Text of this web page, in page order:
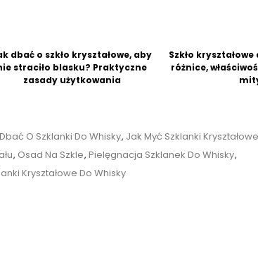
dbać o szkło kryształowe, aby
straciło blasku? Praktyczne
zasady użytkowania
Szkło kryształowe
różnice,
O Szklanki Do Whisky, Jak Myć Szklanki Kryształowe
, Osad Na Szkle, Pielęgnacja Szklanek Do Whisky,
Kryształowe Do Whisky